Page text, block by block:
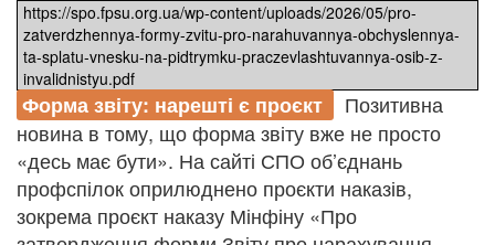
https://spo.fpsu.org.ua/wp-content/uploads/2026/05/pro-
zatverdzhennya-formy-zvitu-pro-narahuvannya-obchyslennya-
ta-splatu-vnesku-na-pidtrymku-praczevlashtuvannya-osib-z-
invalidnistyu.pdf
Форма звіту: нарешті є проєкт
Позитивна
новина в тому, що форма звіту вже не просто
«десь має бути». На сайті СПО об’єднань
профспілок оприлюднено проєкти наказів,
зокрема проєкт наказу Мінфіну «Про